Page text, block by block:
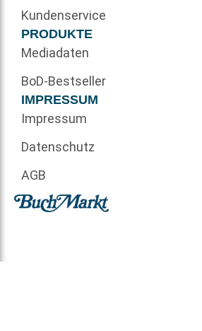
Kundenservice
PRODUKTE
Mediadaten
BoD-Bestseller
IMPRESSUM
Impressum
Datenschutz
AGB